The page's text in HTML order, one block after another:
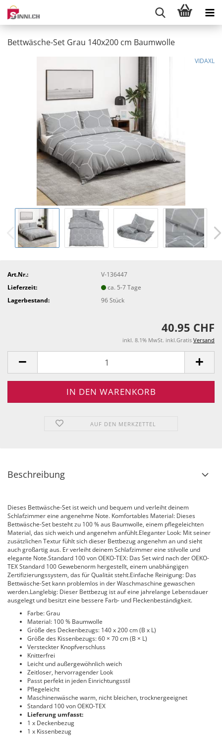
Bettwäsche-Set Grau 140x200 cm Baumwolle
VIDAXL
Art.Nr.:
V-136447
Lieferzeit:
ca. 5-7 Tage
Lagerbestand:
96Stück
40.95 CHF
inkl. 8.1% MwSt. inkl.Gratis Versand
AUF DEN MERKZETTEL
Beschreibung
Dieses Bettwäsche-Set ist weich und bequem und verleiht deinem
Schlafzimmer eine angenehme Note. Komfortables Material: Dieses
Bettwäsche-Set besteht zu 100 % aus Baumwolle, einem pflegeleichten
Material, das sich weich und angenehm anfühlt.Eleganter Look: Mit seiner
zusätzlichen Textur fühlt sich dieser Bettbezug angenehm an und sieht
auch großartig aus. Er verleiht deinem Schlafzimmer eine stilvolle und
elegante Note.Standard 100 von OEKO-TEX: Das Set wird nach der OEKO-
TEX Standard 100 Gewebenorm hergestellt, einem unabhängigen
Zertifizierungssystem, das für Qualität steht.Einfache Reinigung: Das
Bettwäsche-Set kann problemlos in der Waschmaschine gewaschen
werden.Langlebig: Dieser Bettbezug ist auf eine jahrelange Lebensdauer
ausgelegt und besitzt eine bessere Farb- und Fleckenbeständigkeit.
Farbe: Grau
Material: 100 % Baumwolle
Größe des Deckenbezugs: 140 x 200 cm (B x L)
Größe des Kissenbezugs: 60 × 70 cm (B × L)
Versteckter Knopfverschluss
Knitterfrei
Leicht und außergewöhnlich weich
Zeitloser, hervorragender Look
Passt perfekt in jeden Einrichtungsstil
Pflegeleicht
Maschinenwäsche warm, nicht bleichen, trocknergeeignet
Standard 100 von OEKO-TEX
Lieferung umfasst:
1 x Deckenbezug
1 x Kissenbezug